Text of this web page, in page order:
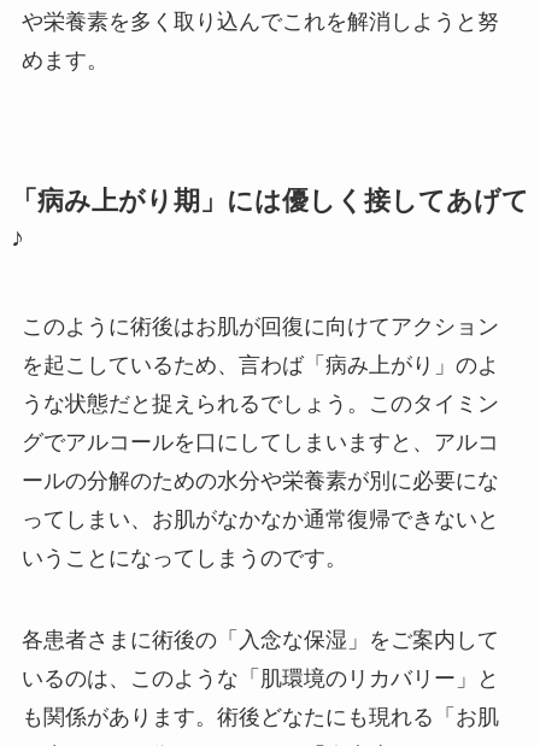
や栄養素を多く取り込んでこれを解消しようと努
めます。
「病み上がり期」には優しく接してあげて
♪
このように術後はお肌が回復に向けてアクション
を起こしているため、言わば「病み上がり」のよ
うな状態だと捉えられるでしょう。このタイミン
グでアルコールを口にしてしまいますと、アルコ
ールの分解のための水分や栄養素が別に必要にな
ってしまい、お肌がなかなか通常復帰できないと
いうことになってしまうのです。
各患者さまに術後の「入念な保湿」をご案内して
いるのは、このような「肌環境のリカバリー」と
も関係があります。術後どなたにも現れる「お肌